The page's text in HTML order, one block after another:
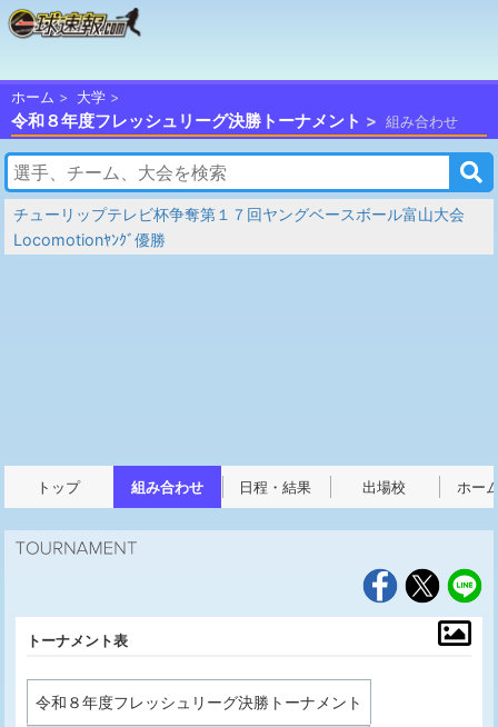
ホーム 大学
令和８年度フレッシュリーグ決勝トーナメント 組み合わせ
チューリップテレビ杯争奪第１７回ヤングベースボール富山大会
Locomotionﾔﾝｸﾞ優勝
トップ 組み合わせ 日程・結果 出場校 ホー
トーナメント表
令和８年度フレッシュリーグ決勝トーナメント